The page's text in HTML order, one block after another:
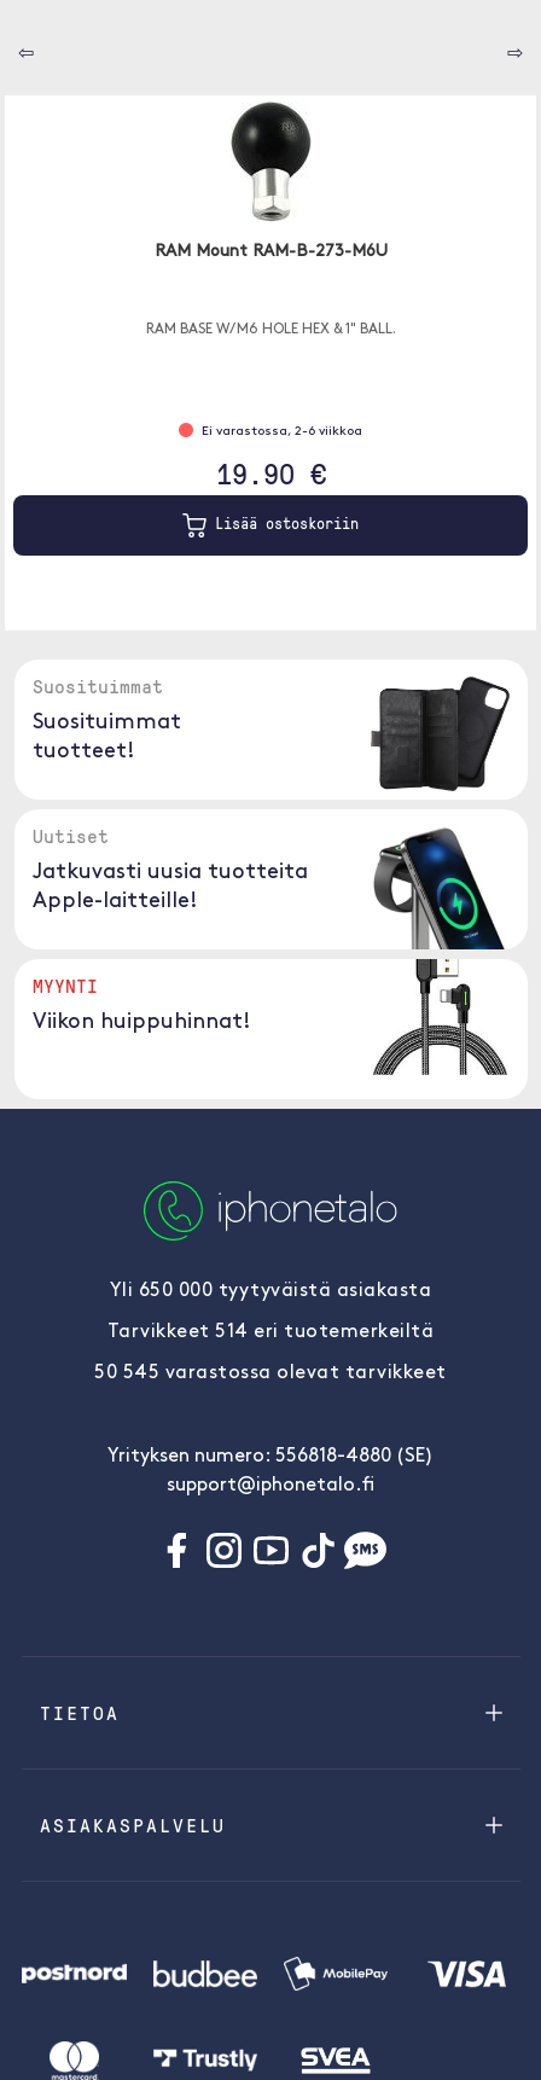
⇦ ⇨
RAM Mount RAM-B-273-M6U
RAM BASE W/ M6 HOLE HEX & 1" BALL.
Ei varastossa, 2-6 viikkoa
19.90 €
Lisää ostoskoriin
Suosituimmat
Suosituimmat
tuotteet!
Uutiset
Jatkuvasti uusia tuotteita
Apple-laitteille!
MYYNTI
Viikon huippuhinnat!
Yli 650 000 tyytyväistä asiakasta
Tarvikkeet 514 eri tuotemerkeiltä
50 545 varastossa olevat tarvikkeet
Yrityksen numero: 556818-4880 (SE)
support@iphonetalo.fi
TIETOA
ASIAKASPALVELU